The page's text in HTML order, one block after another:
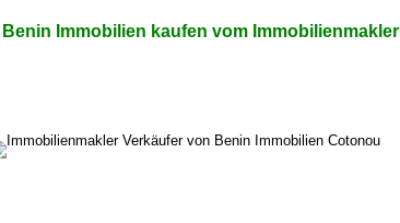
Benin Immobilien kaufen vom Immobilienmakler